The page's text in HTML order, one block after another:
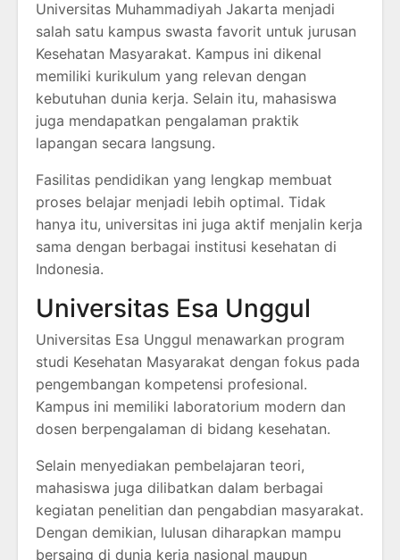
Universitas Muhammadiyah Jakarta menjadi
salah satu kampus swasta favorit untuk jurusan
Kesehatan Masyarakat. Kampus ini dikenal
memiliki kurikulum yang relevan dengan
kebutuhan dunia kerja. Selain itu, mahasiswa
juga mendapatkan pengalaman praktik
lapangan secara langsung.
Fasilitas pendidikan yang lengkap membuat
proses belajar menjadi lebih optimal. Tidak
hanya itu, universitas ini juga aktif menjalin kerja
sama dengan berbagai institusi kesehatan di
Indonesia.
Universitas Esa Unggul
Universitas Esa Unggul menawarkan program
studi Kesehatan Masyarakat dengan fokus pada
pengembangan kompetensi profesional.
Kampus ini memiliki laboratorium modern dan
dosen berpengalaman di bidang kesehatan.
Selain menyediakan pembelajaran teori,
mahasiswa juga dilibatkan dalam berbagai
kegiatan penelitian dan pengabdian masyarakat.
Dengan demikian, lulusan diharapkan mampu
bersaing di dunia kerja nasional maupun